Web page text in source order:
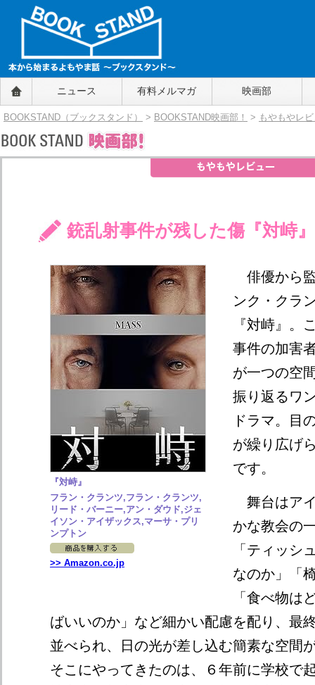
BOOKSTAND（ブックスタンド）
～本から始まるよもやま話～
BOOKSTAND（ブ
ニュース 有料メルマガ 映画部
BOOKSTAND（ブックスタンド） > BOOKSTAND映画部！ > もやもやレ
銃乱射事件が残した傷『対峙』
『対峙』
フラン・クランツ,フラン・クランツ,
リード・バーニー,アン・ダウド,ジェ
イソン・アイザックス,マーサ・プリ
ンプトン
>> Amazon.co.jp
俳優から
ンク・クラ
『対峙』。
事件の加害
が一つの空
振り返るワ
ドラマ。目
が繰り広げ
です。
舞台はア
かな教会の
「ティッシ
なのか」「
「食べ物は
ばいいのか」など細かい配慮を配り、最
並べられ、日の光が差し込む簡素な空間
そこにやってきたのは、６年前に学校で